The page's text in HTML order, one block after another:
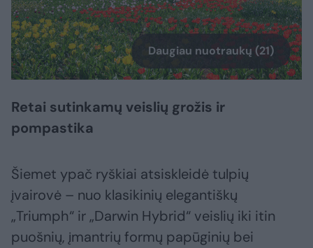
Daugiau nuotraukų (21)
Retai sutinkamų veislių grožis ir
pompastika
Šiemet ypač ryškiai atsiskleidė tulpių
įvairovė – nuo klasikinių elegantiškų
„Triumph“ ir „Darwin Hybrid“ veislių iki itin
puošnių, įmantrių formų papūginių bei